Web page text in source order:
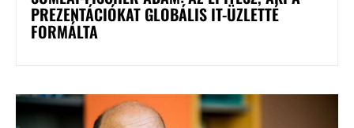
PREZENTÁCIÓKAT GLOBÁLIS IT-ÜZLETTÉ
FORMÁLTA